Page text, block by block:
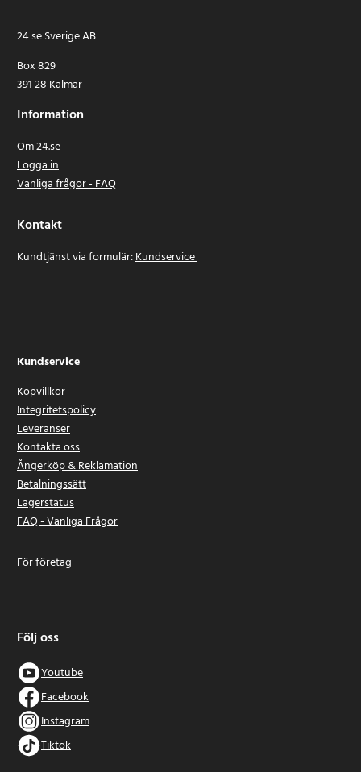
24 se Sverige AB
Box 829
391 28 Kalmar
Information
Om 24.se
Logga in
Vanliga frågor - FAQ
Kontakt
Kundtjänst via formulär:Kundservice
Kundservice
Köpvillkor
Integritetspolicy
Leveranser
Kontakta oss
Ångerköp & Reklamation
Betalningssätt
Lagerstatus
FAQ - Vanliga Frågor
För företag
Följ oss
Youtube
Facebook
Instagram
Tiktok